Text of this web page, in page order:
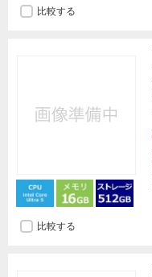
比較する
比較する